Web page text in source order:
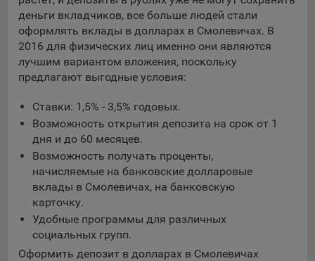
составить представление о тенденциях использования
сайта в целом. Общество использует информацию для
анализа трафика на сайтах.
9.5. Файлы cookie, применяемые для определения целевой
аудитории и в рекламных целях, например Яндекс.Метрика,
Технические/Функциональные, хранятся не более года;
Необходимые для функционирования веб-аналитических
платформ «Google Analytics», «Яндекс.Метрика»
(статистические), установлены на сервере Общества и не
передаются третьим лицам, часть из которых хранятся во
время пользования сайтом;
Остальные - не более года.
Отключение аналитических файлов cookie не позволяет
деньги вкладчиков, все больше людей стали
оформлять вклады в долларах в Смолевичах. В
2016 для физических лиц именно они являются
лучшим вариантом вложения, поскольку
предлагают выгодные условия:
Ставки: 1,5% - 3,5% годовых.
Возможность открытия депозита на срок от 1
дня и до 60 месяцев.
Возможность получать проценты,
начисляемые на банковские долларовые
вклады в Смолевичах, на банковскую
карточку.
Удобные программы для различных
социальных групп.
Оформить депозит в долларах в Смолевичах